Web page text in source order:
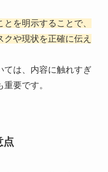
を明示することで、
や現状を正確に伝え
ては、内容に触れすぎ
要です。
点